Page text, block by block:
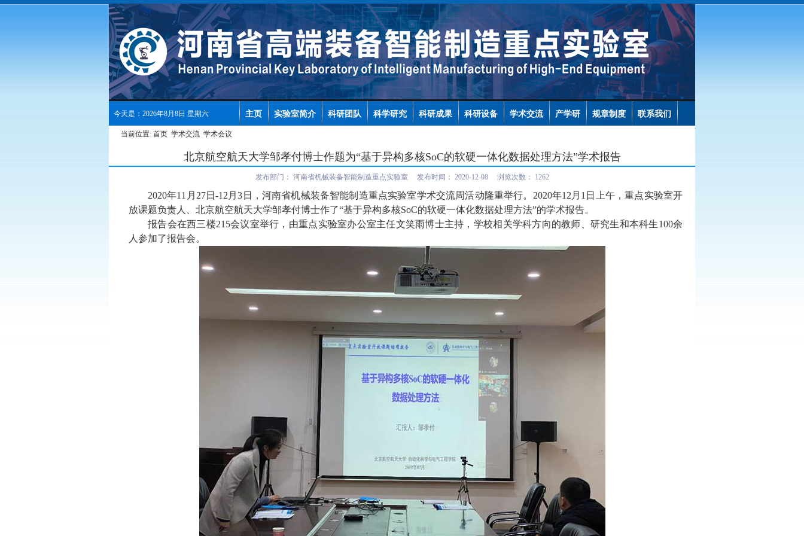
今天是：2026年8月8日 星期六 主页 实验室简介 科研团队 科学研究 科研成果 科研设备 学术交流 产学研 规章制度 联系我们
当前位置: 首页 学术交流 学术会议
北京航空航天大学邹孝付博士作题为“基于异构多核SoC的软硬一体化数据处理方法”学术报告
发布部门： 河南省机械装备智能制造重点实验室 发布时间： 2020-12-08 浏览次数： 1262
2020年11 月 27日-12 月3 日，河南省机械装备智能制造重点实验室学术交流周活动隆重举行。 2020年12 月 1 日上午，重点实验室开
放课题负责人、北京航空航天大学邹孝付博士作了“基于异构多核SoC的软硬一体化数据处理方法”的学术报告。
报告会在西三楼215会议室举行 ，由重点实验室办公室主任文笑雨博士主持，学校相关学科方向的教师、研究生和本科生100余
人参加了报告会。